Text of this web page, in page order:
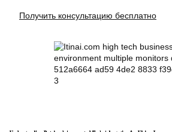
Получить консультацию бесплатно